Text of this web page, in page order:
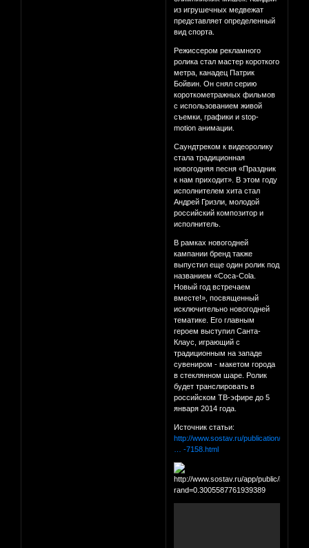
из игрушечных медвежат
представляет определенный
вид спорта.
Режиссером рекламного
ролика стал мастер короткого
метра, канадец Патрик
Бойвин. Он снял серию
короткометражных фильмов
с использованием живой
съемки, графики и stop-
motion анимации.
Саундтреком к видеоролику
стала традиционная
новогодняя песня «Праздник
к нам приходит». В этом году
исполнителем хита стал
Андрей Гризли, молодой
российский композитор и
исполнитель.
В рамках новогодней
кампании бренд также
выпустил еще один ролик под
названием «Coca-Cola.
Новый год встречаем
вместе!», посвященный
исключительно новогодней
тематике. Его главным
героем выступил Санта-
Клаус, играющий с
традиционным на западе
сувениром - макетом города
в стеклянном шаре. Ролик
будет транслировать в
российском ТВ-эфире до 5
января 2014 года.
Источник статьи:
http://www.sostav.ru/publication/mishki
… -7158.html